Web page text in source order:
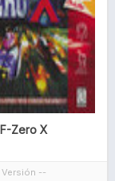
F-Zero X
Versión --